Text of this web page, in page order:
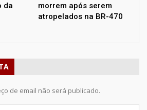
da
morrem após serem
atropelados na BR-470
de email não será publicado.